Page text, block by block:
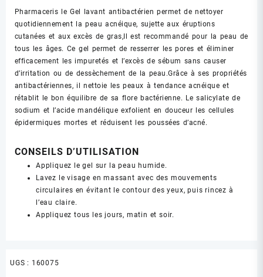
Pharmaceris le Gel lavant antibactérien permet de nettoyer
quotidiennement la peau acnéique, sujette aux éruptions
cutanées et aux excès de gras,Il est recommandé pour la peau de
tous les âges. Ce gel permet de resserrer les pores et éliminer
efficacement les impuretés et l’excès de sébum sans causer
d’irritation ou de dessèchement de la peau.Grâce à ses propriétés
antibactériennes, il nettoie les peaux à tendance acnéique et
rétablit le bon équilibre de sa flore bactérienne. Le salicylate de
sodium et l’acide mandélique exfolient en douceur les cellules
épidermiques mortes et réduisent les poussées d’acné.
CONSEILS D’UTILISATION
Appliquez le gel sur la peau humide.
Lavez le visage en massant avec des mouvements
circulaires en évitant le contour des yeux, puis rincez à
l’eau claire.
Appliquez tous les jours, matin et soir.
UGS : 160075